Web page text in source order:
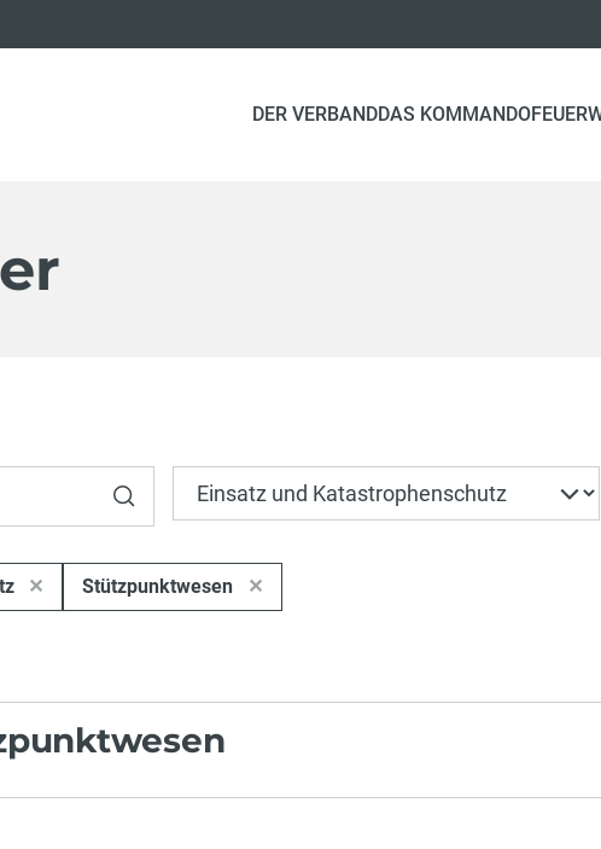
DER VERBANDDAS KOMMANDO
Stützpunktwesen